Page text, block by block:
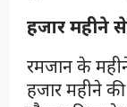
हजार महीने
रमजान के
हजार महीने